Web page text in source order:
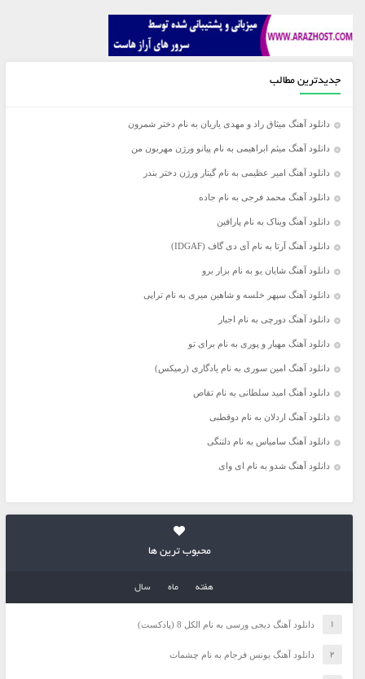
جدیدترین مطالب
دانلود آهنگ میثاق راد و مهدی یاریان به نام دختر شمرون
دانلود آهنگ میثم ابراهیمی به نام پیانو ورژن مهربون من
دانلود آهنگ امیر عظیمی به نام گیتار ورژن دختر بندر
دانلود آهنگ محمد فرجی به نام جاده
دانلود آهنگ ویناک به نام پارافین
دانلود آهنگ آرتا به نام آی دی گاف (IDGAF)
دانلود آهنگ شایان یو به نام بزار برو
دانلود آهنگ سپهر خلسه و شاهین میری به نام تراپی
دانلود آهنگ دورچی به نام اجبار
دانلود آهنگ مهیار و پوری به نام برای تو
دانلود آهنگ امین سوری به نام یادگاری (رمیکس)
دانلود آهنگ امید سلطانی به نام تقاص
دانلود آهنگ اردلان به نام دوقطبی
دانلود آهنگ سامیاس به نام دلتنگی
دانلود آهنگ شدو به نام ای وای
محبوب ترین ها
هفته ماه سال
دانلود آهنگ دیجی ورسی به نام الکل 8 (پادکست)
دانلود آهنگ یونس فرجام به نام چشمات